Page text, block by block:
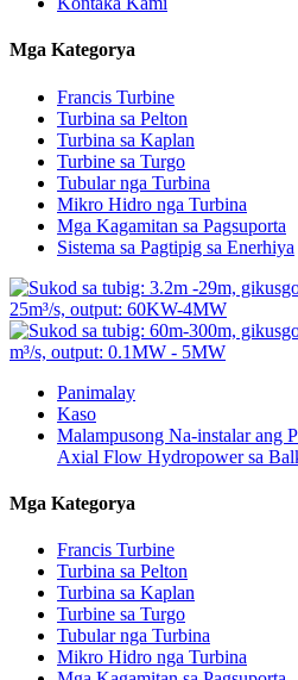
Mga Kategorya
Francis Turbine
Turbina sa Pelton
Turbina sa Kaplan
Turbine sa Turgo
Tubular nga Turbina
Mikro Hidro nga Turbina
Mga Kagamitan sa Pagsuporta
Sistema sa Pagtipig sa Enerhiya
Panimalay
Kaso
Malampusong Na-instalar ang
Axial Flow Hydropower sa
Mga Kategorya
Francis Turbine
Turbina sa Pelton
Turbina sa Kaplan
Turbine sa Turgo
Tubular nga Turbina
Mikro Hidro nga Turbina